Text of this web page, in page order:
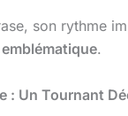
son rythme
.
: Un Tournant